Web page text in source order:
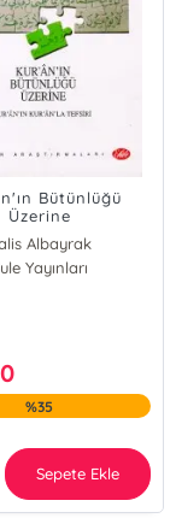
Bütünlüğü
Üzerine
Albayrak
Yayınları
%35
Sepete Ekle